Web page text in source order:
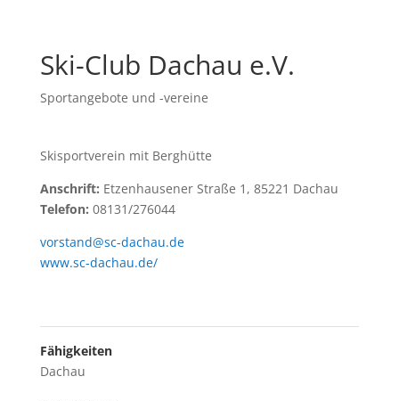
Ski-Club Dachau e.V.
Sportangebote und -vereine
Skisportverein mit Berghütte
Anschrift: Etzenhausener Straße 1, 85221 Dachau
Telefon: 08131/276044
vorstand@sc-dachau.de
www.sc-dachau.de/
Fähigkeiten
Dachau